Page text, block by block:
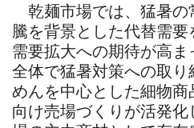
乾麺市場では、猛暑の
騰を背景とした代替需
需要拡大への期待が高
全体で猛暑対策への取り
めんを中心とした細物
向け売場づくりが活発